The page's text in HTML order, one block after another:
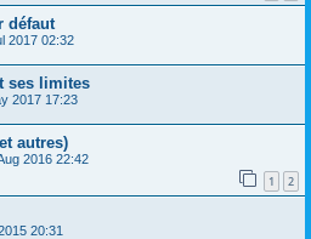
défaut
2017 02:32
ses limites
2017 17:23
autres)
2016 22:42
1 2
20:31